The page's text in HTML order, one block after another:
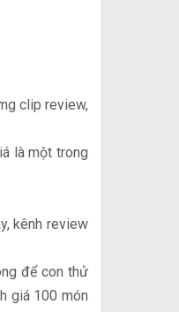
clip review,
là một trong
kênh review
để con thử
giá 100 món